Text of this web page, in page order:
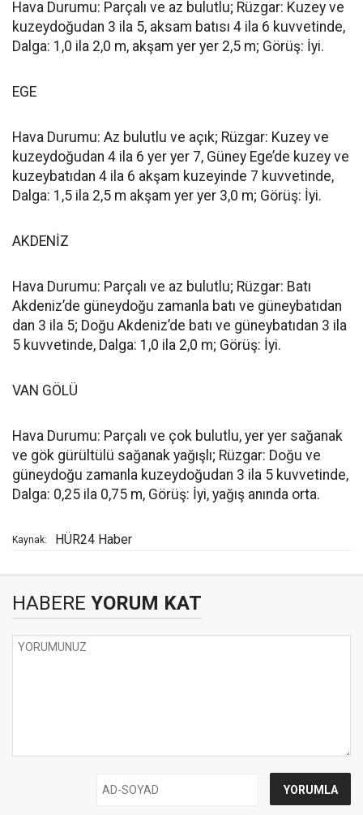
Hava Durumu: Parçalı ve az bulutlu; Rüzgar: Kuzey ve
kuzeydoğudan 3 ila 5, aksam batısı 4 ila 6 kuvvetinde,
Dalga: 1,0 ila 2,0 m, akşam yer yer 2,5 m; Görüş: İyi.
EGE
Hava Durumu: Az bulutlu ve açık; Rüzgar: Kuzey ve
kuzeydoğudan 4 ila 6 yer yer 7, Güney Ege’de kuzey ve
kuzeybatıdan 4 ila 6 akşam kuzeyinde 7 kuvvetinde,
Dalga: 1,5 ila 2,5 m akşam yer yer 3,0 m; Görüş: İyi.
AKDENİZ
Hava Durumu: Parçalı ve az bulutlu; Rüzgar: Batı
Akdeniz’de güneydoğu zamanla batı ve güneybatıdan
dan 3 ila 5; Doğu Akdeniz’de batı ve güneybatıdan 3 ila
5 kuvvetinde, Dalga: 1,0 ila 2,0 m; Görüş: İyi.
VAN GÖLÜ
Hava Durumu: Parçalı ve çok bulutlu, yer yer sağanak
ve gök gürültülü sağanak yağışlı; Rüzgar: Doğu ve
güneydoğu zamanla kuzeydoğudan 3 ila 5 kuvvetinde,
Dalga: 0,25 ila 0,75 m, Görüş: İyi, yağış anında orta.
Kaynak: HÜR24 Haber
HABERE YORUM KAT